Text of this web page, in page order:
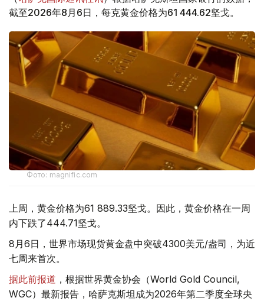
截至2026年8月6日，每克黄金价格为61 444.62坚戈。
Фото: magnific.com
上周，黄金价格为61 889.33坚戈。因此，黄金价格在一周
内下跌了444.71坚戈。
8月6日，世界市场现货黄金盘中突破4300美元/盎司，为近
七周来首次。
据此前报道 ，根据世界黄金协会（World Gold Council,
WGC）最新报告，哈萨克斯坦成为2026年第二季度全球央